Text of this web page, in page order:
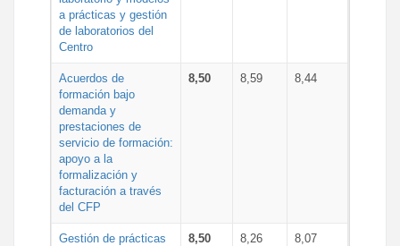
a prácticas y gestión
de laboratorios del
Centro
Acuerdos de
formación bajo
demanda y
prestaciones de
servicio de formación:
apoyo a la
formalización y
facturación a través
del CFP
8,50 8,59 8,44
Gestión de prácticas
8,50 8,26 8,07